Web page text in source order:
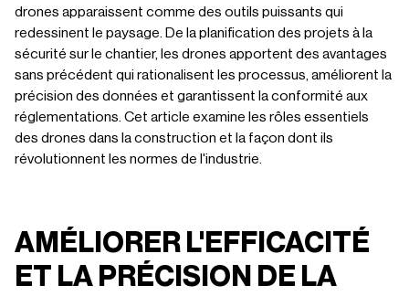
drones apparaissent comme des outils puissants qui
redessinent le paysage. De la planification des projets à la
sécurité sur le chantier, les drones apportent des avantages
sans précédent qui rationalisent les processus, améliorent la
précision des données et garantissent la conformité aux
réglementations. Cet article examine les rôles essentiels
des drones dans la construction et la façon dont ils
révolutionnent les normes de l'industrie.
AMÉLIORER L'EFFICACITÉ
ET LA PRÉCISION DE LA